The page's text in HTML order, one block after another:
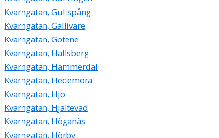
Kvarngatan, Gullspång
Kvarngatan, Gällivare
Kvarngatan, Götene
Kvarngatan, Hallsberg
Kvarngatan, Hammerdal
Kvarngatan, Hedemora
Kvarngatan, Hjo
Kvarngatan, Hjältevad
Kvarngatan, Höganäs
Kvarngatan, Hörby